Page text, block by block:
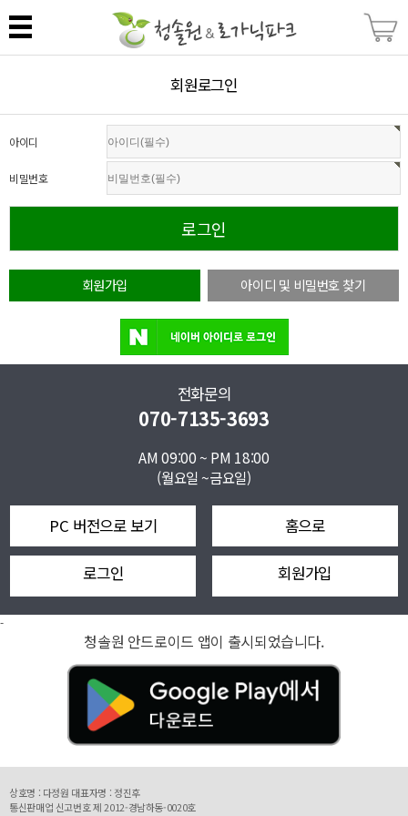
회원로그인
아이디
비밀번호
회원가입 아이디 및 비밀번호 찾기
전화문의
070-7135-3693
AM 09:00 ~ PM 18:00
(월요일 ~금요일)
PC 버전으로 보기 홈으로
로그인 회원가입
-
청솔원 안드로이드 앱이 출시되었습니다.
상호명 : 다정원 대표자명 : 정진후
통신판매업 신고번호 제 2012-경남하동-0020호